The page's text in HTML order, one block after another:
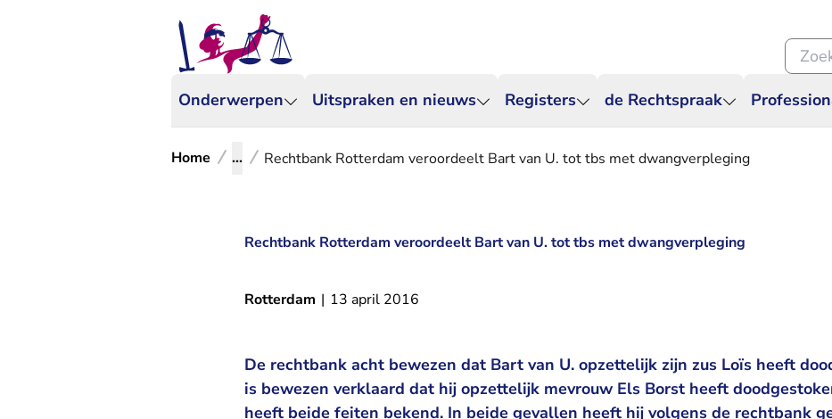
Onderwerpen Uitspraken en nieuws Registers de Rechtspraak
Home ... Rechtbank Rotterdam veroordeelt Bart van U. tot tbs met dwangverpleging
Rechtbank Rotterdam veroordeelt Bart van U. tot tbs met dwangverpleging
Rotterdam | 13 april 2016
De rechtbank acht bewezen dat Bart van U. opzettelijk zijn zus Loïs heeft
is bewezen verklaard dat hij opzettelijk mevrouw Els Borst heeft
heeft beide feiten bekend. In beide gevallen heeft hij volgens de rechtbank